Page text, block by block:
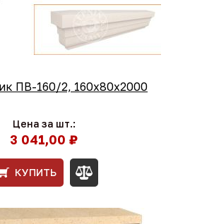
ПВ-160/2, 160х80х2000
Цена за шт.:
3 041,00 ₽
КУПИТЬ